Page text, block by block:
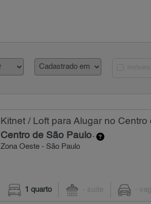
Kitnet / Loft para Alugar no
Centro de São Paulo-
Zona Oeste - São Paulo
1 quarto - suíte -